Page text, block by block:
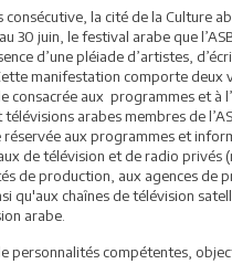
consécutive, la cité de la Culture
30 juin, le festival arabe que
d’une pléiade d’artistes,
manifestation comporte deux
consacrée aux programmes et à
arabes membres de
aux programmes et
de télévision et de radio privés
de production, aux agences de
qu'aux chaînes de télévision
arabe.
personnalités compétentes,